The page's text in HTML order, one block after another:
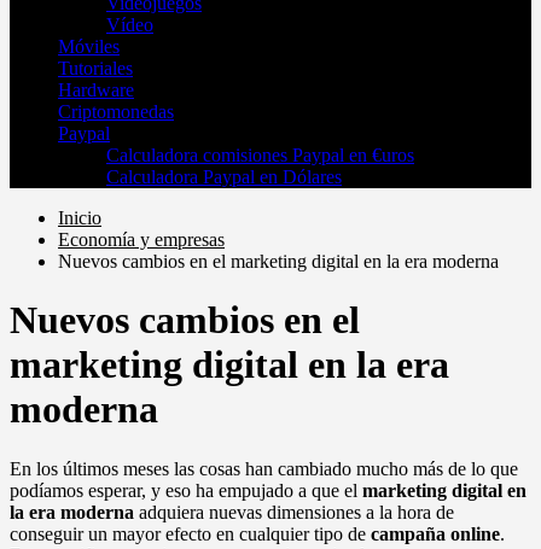
Vídeo
Móviles
Tutoriales
Hardware
Criptomonedas
Paypal
Calculadora comisiones Paypal en €uros
Calculadora Paypal en Dólares
Inicio
Economía y empresas
Nuevos cambios en el marketing digital en la era moderna
Nuevos cambios en el
marketing digital en la era
moderna
En los últimos meses las cosas han cambiado mucho más de lo que
podíamos esperar, y eso ha empujado a que el marketing digital en
la era moderna adquiera nuevas dimensiones a la hora de
conseguir un mayor efecto en cualquier tipo de campaña online.